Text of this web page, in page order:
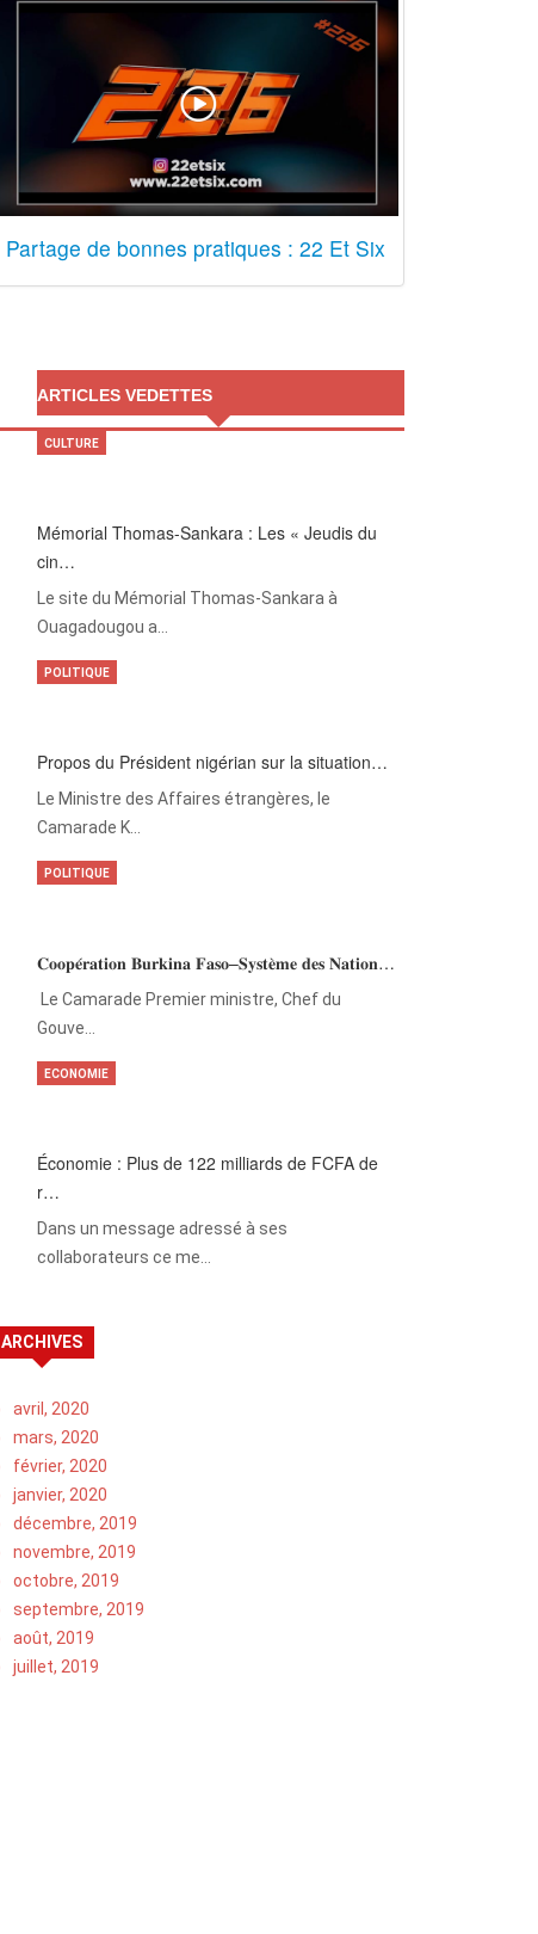
Partage de bonnes pratiques : 22 Et Six
ARTICLES VEDETTES
Mémorial Thomas-Sankara : Les « Jeudis du
cin…
Le site du Mémorial Thomas-Sankara à
Ouagadougou a…
CULTURE
Propos du Président nigérian sur la situation…
Le Ministre des Affaires étrangères, le
Camarade K…
POLITIQUE
𝐂𝐨𝐨𝐩𝐞́𝐫𝐚𝐭𝐢𝐨𝐧 𝐁𝐮𝐫𝐤𝐢𝐧𝐚 𝐅𝐚𝐬𝐨–𝐒𝐲𝐬𝐭𝐞̀𝐦𝐞 𝐝𝐞𝐬 𝐍𝐚𝐭𝐢𝐨𝐧…
‎Le Camarade Premier ministre, Chef du
Gouve…
POLITIQUE
Économie : Plus de 122 milliards de FCFA de
r…
Dans un message adressé à ses
collaborateurs ce me…
ECONOMIE
ARCHIVES
avril, 2020
mars, 2020
février, 2020
janvier, 2020
décembre, 2019
novembre, 2019
octobre, 2019
septembre, 2019
août, 2019
juillet, 2019